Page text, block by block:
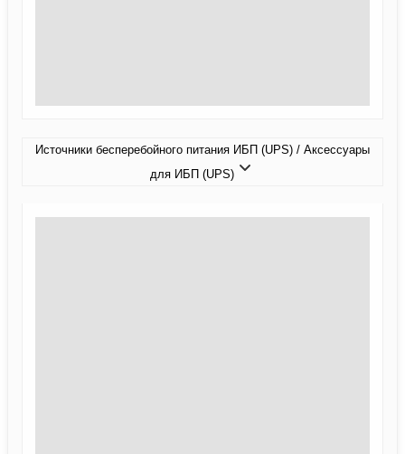
Источники бесперебойного питания ИБП (UPS) / Аксессуары
для ИБП (UPS)